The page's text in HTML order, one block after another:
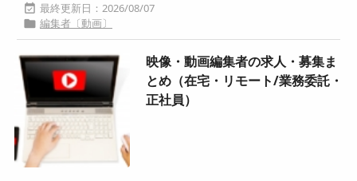
 2026/08/07
 編集者〔動画〕
映像・動画編集者の求人・募集ま
とめ（在宅・リモート/業務委託・
正社員）